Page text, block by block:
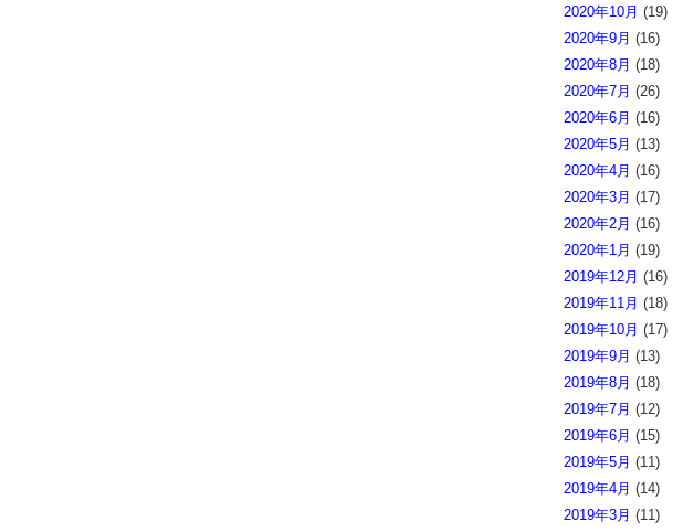
2020年10月 (19)
2020年9月 (16)
2020年8月 (18)
2020年7月 (26)
2020年6月 (16)
2020年5月 (13)
2020年4月 (16)
2020年3月 (17)
2020年2月 (16)
2020年1月 (19)
2019年12月 (16)
2019年11月 (18)
2019年10月 (17)
2019年9月 (13)
2019年8月 (18)
2019年7月 (12)
2019年6月 (15)
2019年5月 (11)
2019年4月 (14)
2019年3月 (11)